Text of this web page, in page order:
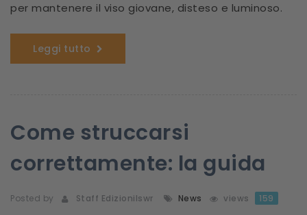
per mantenere il viso giovane, disteso e luminoso.
Leggi tutto
Come struccarsi
correttamente: la guida
Posted by Staff Edizionilswr News views 159